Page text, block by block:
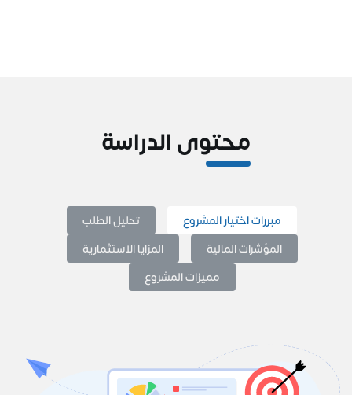
محتوى الدراسة
مبررات اختيار المشروع
تحليل الطلب
المؤشرات المالية
المزايا الاستثمارية
مميزات المشروع